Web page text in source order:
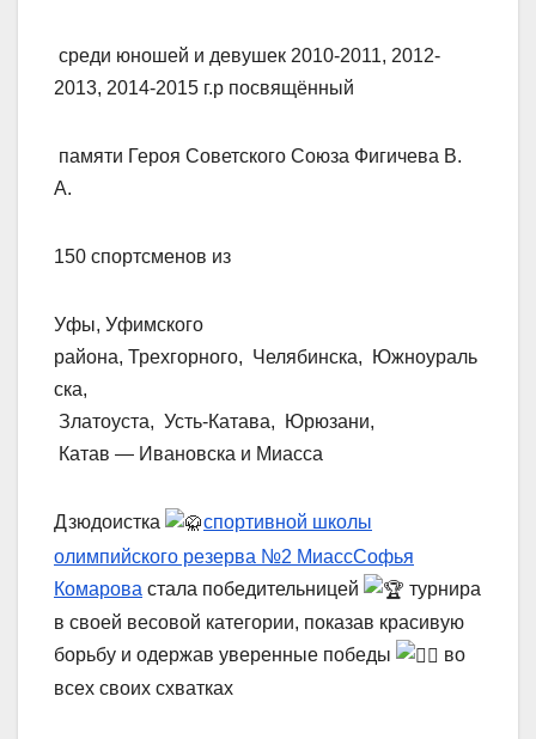
среди юношей и девушек 2010-2011, 2012-
2013, 2014-2015 г.р посвящённый
памяти Героя Советского Союза Фигичева В.
А.
150 спортсменов из
Уфы, Уфимского
района, Трехгорного, Челябинска, Южноураль
ска,
Златоуста, Усть-Катава, Юрюзани,
Катав — Ивановска и Миасса
Дзюдоистка
спортивной школы
олимпийского резерва №2 МиассСофья
Комарова стала победительницей
турнира
в своей весовой категории, показав красивую
борьбу и одержав уверенные победы
во
всех своих схватках